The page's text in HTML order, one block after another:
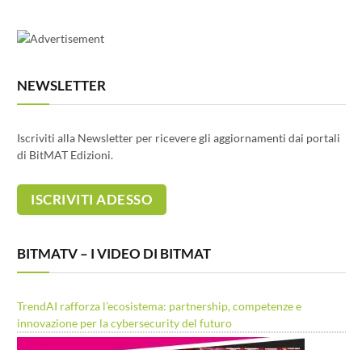
NEWSLETTER
Iscriviti alla Newsletter per ricevere gli aggiornamenti dai portali
di BitMAT Edizioni.
BITMATV – I VIDEO DI BITMAT
TrendAI rafforza l’ecosistema: partnership, competenze e
innovazione per la cybersecurity del futuro